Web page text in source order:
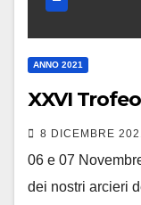
ANNO 2021
XXVI
8 DICEMBRE
06 e 07
dei nostri arcieri